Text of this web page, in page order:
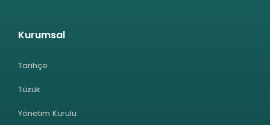
Kurumsal
Tarihçe
Tüzük
Yönetim Kurulu